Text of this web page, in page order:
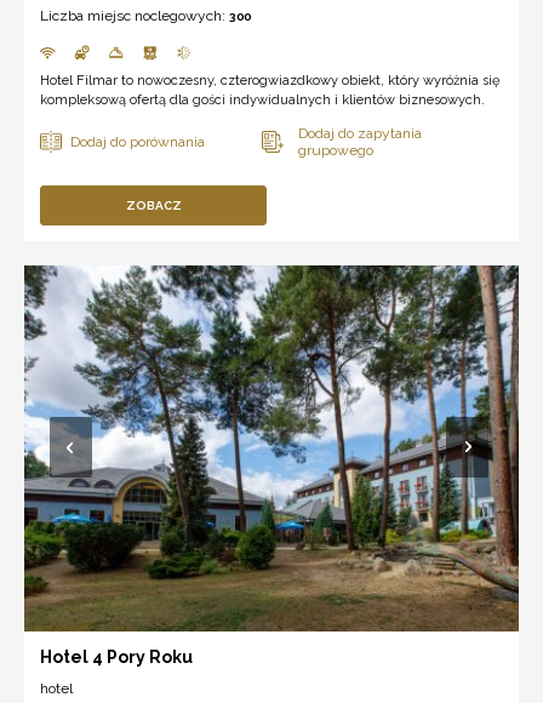
Liczba miejsc noclegowych: 300
Hotel Filmar to nowoczesny, czterogwiazdkowy obiekt, który wyróżnia się
kompleksową ofertą dla gości indywidualnych i klientów biznesowych.
ZOBACZ
Hotel 4 Pory Roku
hotel